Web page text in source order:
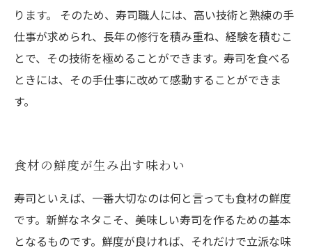
ります。 そのため、寿司職人には、高い技術と熟練の手
仕事が求められ、長年の修行を積み重ね、経験を積むこ
とで、その技術を極めることができます。寿司を食べる
ときには、その手仕事に改めて感動することができま
す。
食材の鮮度が生み出す味わい
寿司といえば、一番大切なのは何と言っても食材の鮮度
です。新鮮なネタこそ、美味しい寿司を作るための基本
となるものです。鮮度が良ければ、それだけで立派な味